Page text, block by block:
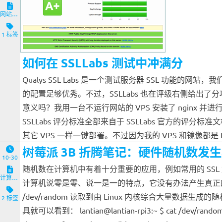
网站与服务端
1 标签
如何在 SSLLabs 测试中冲满分
Qualys SSL Labs 是一个测试服务器 SSL 功能的网站，
的配置足够优秀。不过，SSLLabs 也在评级右侧给出了
意义吗？我用一台不运行网站的 VPS 安装了 nginx 并
SSLLabs 评分标准全部来自于 SSLLabs 官方的评分标
其它 VPS 一样一键部署。不过因为我的 VPS 和镜像都
10-30
计算机与客户端
2 标签
树莓派 3B 折腾笔记：硬件随机数发
随机数在计算机中有着十分重要的应用，例如常用的
计算机说零是零、说一是一的特点，它没有办法产生真
/dev/random 读取到由 Linux 内核综合大量数据生成的
具就可以看到： lantian@lantian-rpi3:~ $ cat /dev/